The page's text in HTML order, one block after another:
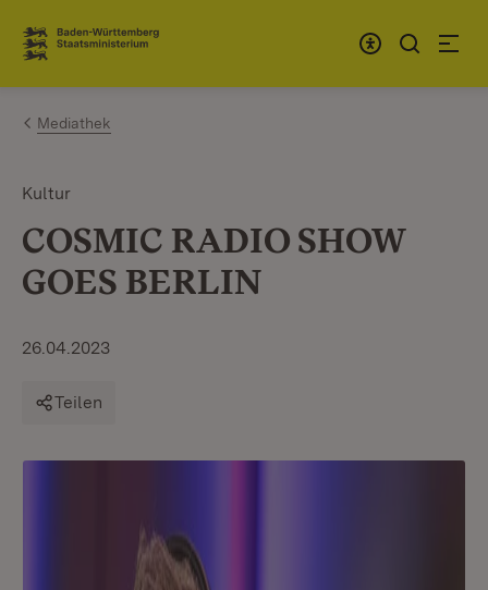
Zum Inhalt springen
Link zur Startseite
Mediathek
Kultur
COSMIC RADIO SHOW
GOES BERLIN
26.04.2023
Teilen